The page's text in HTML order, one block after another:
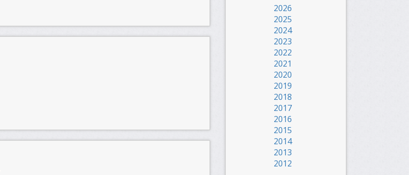
2026
2025
2024
2023
2022
2021
2020
2019
2018
2017
2016
2015
2014
2013
2012